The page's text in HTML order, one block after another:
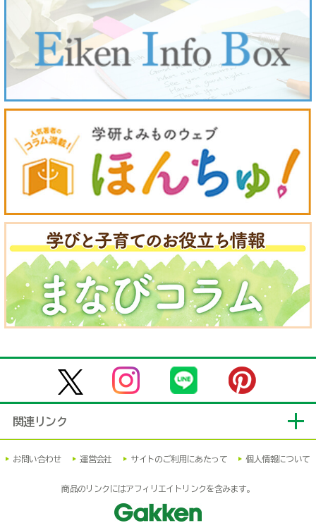
関連リンク
お問い合わせ 運営会社 サイトのご利用にあたって 個人情報について
商品のリンクにはアフィリエイトリンクを含みます。